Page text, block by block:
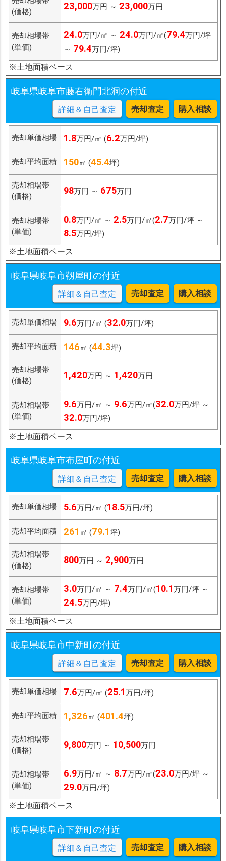
(価格)
23,000万円 ～ 23,000万円
売却相場帯
(単価)
24.0万円/㎡ ～ 24.0万円/㎡(79.4万円/坪
～ 79.4万円/坪)
※土地面積ベース
岐阜県岐阜市藤右衛門北洞の付近
詳細＆自己査定 売却査定 購入相談
売却単価相場 1.8万円/㎡ (6.2万円/坪)
売却平均面積 150㎡ (45.4坪)
売却相場帯
(価格)
98万円 ～ 675万円
売却相場帯
(単価)
0.8万円/㎡ ～ 2.5万円/㎡(2.7万円/坪 ～
8.5万円/坪)
※土地面積ベース
岐阜県岐阜市靱屋町の付近
詳細＆自己査定 売却査定 購入相談
売却単価相場 9.6万円/㎡ (32.0万円/坪)
売却平均面積 146㎡ (44.3坪)
売却相場帯
(価格)
1,420万円 ～ 1,420万円
売却相場帯
(単価)
9.6万円/㎡ ～ 9.6万円/㎡(32.0万円/坪 ～
32.0万円/坪)
※土地面積ベース
岐阜県岐阜市布屋町の付近
詳細＆自己査定 売却査定 購入相談
売却単価相場 5.6万円/㎡ (18.5万円/坪)
売却平均面積 261 ㎡ (79.1坪)
売却相場帯
(価格)
800万円 ～ 2,900万円
売却相場帯
(単価)
3.0万円/㎡ ～ 7.4万円/㎡(10.1万円/坪 ～
24.5万円/坪)
※土地面積ベース
岐阜県岐阜市中新町の付近
詳細＆自己査定 売却査定 購入相談
売却単価相場 7.6万円/㎡ (25.1万円/坪)
売却平均面積 1,326㎡ (401.4坪)
売却相場帯
(価格)
9,800万円 ～ 10,500万円
売却相場帯
(単価)
6.9万円/㎡ ～ 8.7万円/㎡(23.0万円/坪 ～
29.0万円/坪)
※土地面積ベース
岐阜県岐阜市下新町の付近
詳細＆自己査定 売却査定 購入相談